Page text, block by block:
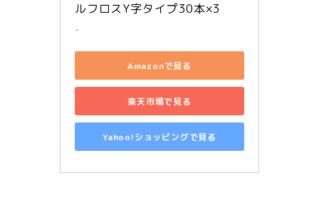
ルフロスY字タイプ30本×3
-
Amazonで見る
楽天市場で見る
Yahoo!ショッピングで見る